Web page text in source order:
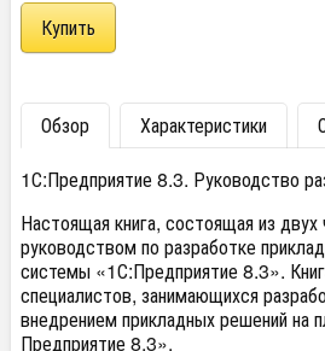
Обзор Характеристики
1С:Предприятие 8.3. Руководство
Настоящая книга, состоящая из двух
руководством по разработке
системы «1С:Предприятие 8.3».
специалистов, занимающихся
внедрением прикладных решений на
Предприятие 8.3».